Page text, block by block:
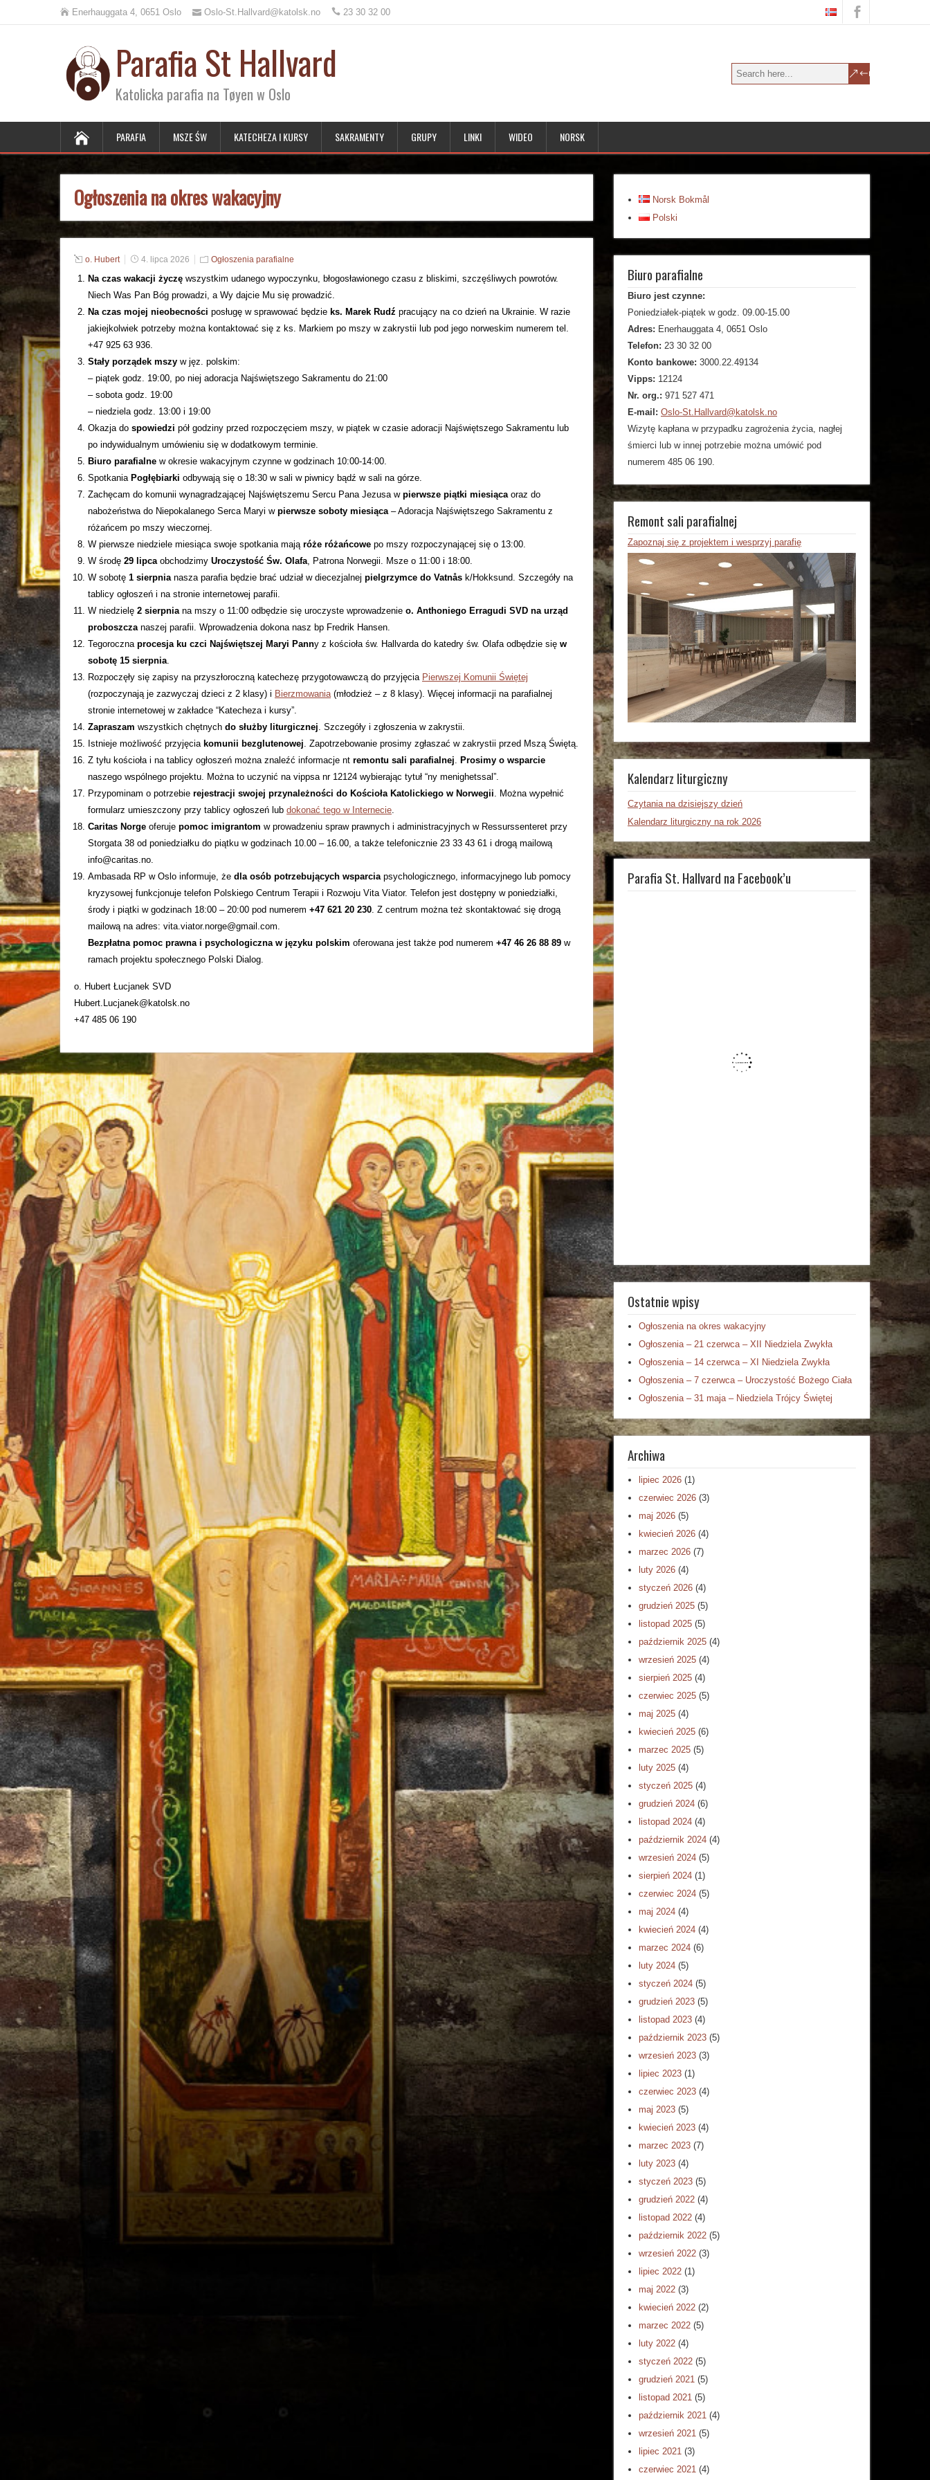
Enerhauggata 4, 0651 Oslo Oslo-St.Hallvard@katolsk.no 23 30 32 00
Parafia St Hallvard
Katolicka parafia na Tøyen w Oslo
PARAFIA MSZE ŚW KATECHEZA I KURSY SAKRAMENTY GRUPY LINKI WIDEO NORSK
Ogłoszenia na okres wakacyjny
o. Hubert 4. lipca 2026 Ogłoszenia parafialne
Na czas wakacji życzę wszystkim udanego wypoczynku, błogosławionego czasu z bliskimi, szczęśliwych powrotów.
Niech Was Pan Bóg prowadzi, a Wy dajcie Mu się prowadzić.
Na czas mojej nieobecności posługę w sprawować będzie ks. Marek Rudź pracujący na co dzień na Ukrainie. W razie
jakiejkolwiek potrzeby można kontaktować się z ks. Markiem po mszy w zakrystii lub pod jego norweskim numerem tel.
+47 925 63 936.
Stały porządek mszy w jęz. polskim:
– piątek godz. 19:00, po niej adoracja Najświętszego Sakramentu do 21:00
– sobota godz. 19:00
– niedziela godz. 13:00 i 19:00
Okazja do spowiedzi pół godziny przed rozpoczęciem mszy, w piątek w czasie adoracji Najświętszego Sakramentu lub
po indywidualnym umówieniu się w dodatkowym terminie.
Biuro parafialne w okresie wakacyjnym czynne w godzinach 10:00-14:00.
Spotkania Pogłębiarki odbywają się o 18:30 w sali w piwnicy bądź w sali na górze.
Zachęcam do komunii wynagradzającej Najświętszemu Sercu Pana Jezusa w pierwsze piątki miesiącaoraz do
nabożeństwa do Niepokalanego Serca Maryi w pierwsze soboty miesiąca– Adoracja Najświętszego Sakramentu z
różańcem po mszy wieczornej.
W pierwsze niedziele miesiąca swoje spotkania mają róże różańcowe po mszy rozpoczynającej się o 13:00.
W środę 29 lipcaobchodzimy Uroczystość Św. Olafa, Patrona Norwegii. Msze o 11:00 i 18:00.
W sobotę 1 sierpnianasza parafia będzie brać udział w diecezjalnej pielgrzymce do Vatnås k/Hokksund. Szczegóły na
tablicy ogłoszeń i na stronie internetowej parafii.
W niedzielę 2 sierpniana mszy o 11:00 odbędzie się uroczyste wprowadzenie o. Anthoniego Erragudi SVD na urząd
proboszczanaszej parafii. Wprowadzenia dokona nasz bp Fredrik Hansen.
Tegoroczna procesja ku czci Najświętszej Maryi Panny z kościoła św. Hallvarda do katedry św. Olafa odbędzie się w
sobotę 15 sierpnia.
Rozpoczęły się zapisy na przyszłoroczną katechezę przygotowawczą do przyjęcia Pierwszej Komunii Świętej
(rozpoczynają je zazwyczaj dzieci z 2 klasy) i Bierzmowania(młodzież – z 8 klasy). Więcej informacji na parafialnej
stronie internetowej w zakładce “Katecheza i kursy”.
Zapraszam wszystkich chętnych do służby liturgicznej. Szczegóły i zgłoszenia w zakrystii.
Istnieje możliwość przyjęcia komunii bezglutenowej. Zapotrzebowanie prosimy zgłaszać w zakrystii przed Mszą Świętą.
Z tyłu kościoła i na tablicy ogłoszeń można znaleźć informacje nt remontu sali parafialnej. Prosimy o wsparcie
naszego wspólnego projektu. Można to uczynić na vippsa nr 12124 wybierając tytuł “ny menighetssal”.
Przypominam o potrzebie rejestracji swojej przynależności do Kościoła Katolickiego w Norwegii. Można wypełnić
formularz umieszczony przy tablicy ogłoszeń lub dokonać tego w Internecie.
Caritas Norge oferuje pomoc imigrantom w prowadzeniu spraw prawnych i administracyjnych w Ressurssenteret przy
Storgata 38 od poniedziałku do piątku w godzinach 10.00 – 16.00, a także telefonicznie 23 33 43 61 i drogą mailową
info@caritas.no.
Ambasada RP w Oslo informuje, że dla osób potrzebujących wsparciapsychologicznego, informacyjnego lub pomocy
kryzysowej funkcjonuje telefon Polskiego Centrum Terapii i Rozwoju Vita Viator. Telefon jest dostępny w poniedziałki,
środy i piątki w godzinach 18:00 – 20:00 pod numerem +47 621 20 230. Z centrum można też skontaktować się drogą
mailową na adres: vita.viator.norge@gmail.com.
Bezpłatna pomoc prawna i psychologiczna w języku polskim oferowana jest także pod numerem +47 46 26 88 89 w
ramach projektu społecznego Polski Dialog.
o. Hubert Łucjanek SVD
Hubert.Lucjanek@katolsk.no
+47 485 06 190
Norsk Bokmål
Polski
Biuro parafialne
Biuro jest czynne:
Poniedziałek-piątek w godz. 09.00-15.00
Adres: Enerhauggata 4, 0651 Oslo
Telefon: 23 30 32 00
Konto bankowe: 3000.22.49134
Vipps: 12124
Nr. org.: 971 527 471
E-mail: Oslo-St.Hallvard@katolsk.no
Wizytę kapłana w przypadku zagrożenia życia, nagłej
śmierci lub w innej potrzebie można umówić pod
numerem 485 06 190.
Remont sali parafialnej
Zapoznaj się z projektem i wesprzyj parafię
Kalendarz liturgiczny
Czytania na dzisiejszy dzień
Kalendarz liturgiczny na rok 2026
Parafia St. Hallvard na Facebook’u
Ostatnie wpisy
Ogłoszenia na okres wakacyjny
Ogłoszenia – 21 czerwca – XII Niedziela Zwykła
Ogłoszenia – 14 czerwca – XI Niedziela Zwykła
Ogłoszenia – 7 czerwca – Uroczystość Bożego Ciała
Ogłoszenia – 31 maja – Niedziela Trójcy Świętej
Archiwa
lipiec 2026 (1)
czerwiec 2026 (3)
maj 2026 (5)
kwiecień 2026 (4)
marzec 2026 (7)
luty 2026 (4)
styczeń 2026 (4)
grudzień 2025 (5)
listopad 2025 (5)
październik 2025 (4)
wrzesień 2025 (4)
sierpień 2025 (4)
czerwiec 2025 (5)
maj 2025 (4)
kwiecień 2025 (6)
marzec 2025 (5)
luty 2025 (4)
styczeń 2025 (4)
grudzień 2024 (6)
listopad 2024 (4)
październik 2024 (4)
wrzesień 2024 (5)
sierpień 2024 (1)
czerwiec 2024 (5)
maj 2024 (4)
kwiecień 2024 (4)
marzec 2024 (6)
luty 2024 (5)
styczeń 2024 (5)
grudzień 2023 (5)
listopad 2023 (4)
październik 2023 (5)
wrzesień 2023 (3)
lipiec 2023 (1)
czerwiec 2023 (4)
maj 2023 (5)
kwiecień 2023 (4)
marzec 2023 (7)
luty 2023 (4)
styczeń 2023 (5)
grudzień 2022 (4)
listopad 2022 (4)
październik 2022 (5)
wrzesień 2022 (3)
lipiec 2022 (1)
maj 2022 (3)
kwiecień 2022 (2)
marzec 2022 (5)
luty 2022 (4)
styczeń 2022 (5)
grudzień 2021 (5)
listopad 2021 (5)
październik 2021 (4)
wrzesień 2021 (5)
lipiec 2021 (3)
czerwiec 2021 (4)